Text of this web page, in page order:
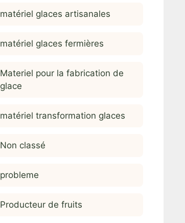
matériel glaces artisanales
matériel glaces fermières
Materiel pour la fabrication de
glace
matériel transformation glaces
Non classé
probleme
Producteur de fruits